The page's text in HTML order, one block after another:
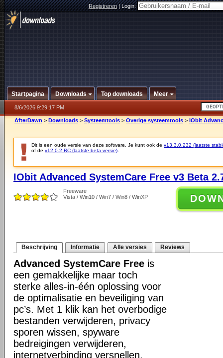
Registreren|Login:
Startpagina Downloads Top downloads Meer
8/6/2026 9:29:17 PM
AfterDawn > Downloads > Systeemtools > Overige systeemtools > IObit
Dit is een oude versie van deze software. Je kunt ook de v13.3.0.232 (laatste
of de v12.0.2 RC (laatste beta versie)
IObit Advanced SystemCare Free v3 Beta
Freeware
Vista / Win10 / Win7 / Win8 / WinXP
Beschrijving Informatie Alle versies Reviews
Advanced SystemCare Free is
een gemakkelijke maar toch
sterke alles-in-één oplossing voor
de optimalisatie en beveiliging van
pc’s. Met 1 klik kan het overbodige
bestanden verwijderen, privacy
sporen wissen, spyware
bedreigingen verwijderen,
internetverbinding versnellen,